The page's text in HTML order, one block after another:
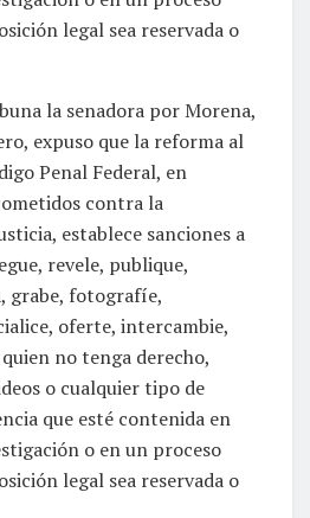
legal sea reservada o
la senadora por Morena,
expuso que la reforma al
Penal Federal, en
contra la
establece sanciones a
revele, publique,
grabe, fotografíe,
oferte, intercambie,
no tenga derecho,
o cualquier tipo de
que esté contenida en
o en un proceso
legal sea reservada o